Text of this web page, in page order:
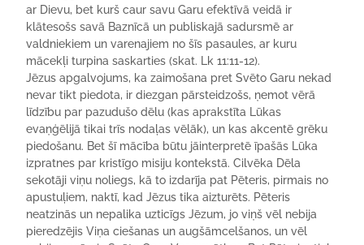
ar Dievu, bet kurš caur savu Garu efektīvā veidā ir
klātesošs savā Baznīcā un publiskajā sadursmē ar
valdniekiem un varenajiem no šīs pasaules, ar kuru
mācekļi turpina saskarties (skat. Lk 11:11-12).
Jēzus apgalvojums, ka zaimošana pret Svēto Garu nekad
nevar tikt piedota, ir diezgan pārsteidzošs, ņemot vērā
līdzību par pazudušo dēlu (kas aprakstīta Lūkas
evaņģēlijā tikai trīs nodaļas vēlāk), un kas akcentē grēku
piedošanu. Bet šī mācība būtu jāinterpretē īpašās Lūka
izpratnes par kristīgo misiju kontekstā. Cilvēka Dēla
sekotāji viņu noliegs, kā to izdarīja pat Pēteris, pirmais no
apustuļiem, naktī, kad Jēzus tika aizturēts. Pēteris
neatzinās un nepalika uzticīgs Jēzum, jo viņš vēl nebija
pieredzējis Viņa ciešanas un augšāmcelšanos, un vēl